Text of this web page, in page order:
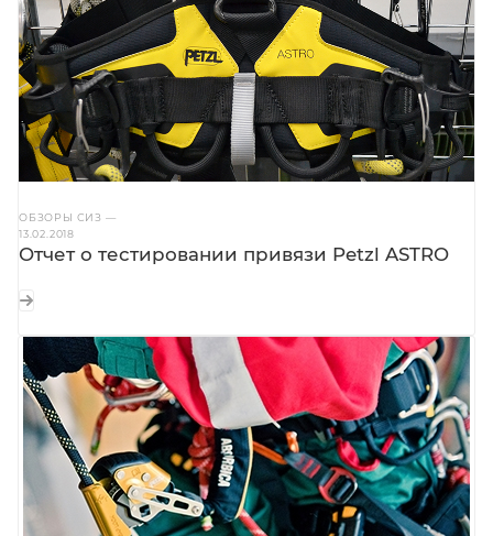
ОБЗОРЫ СИЗ —
13.02.2018
Отчет о тестировании привязи Petzl ASTRO